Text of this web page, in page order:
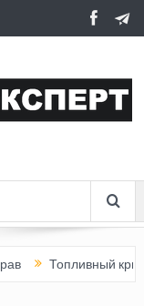
кризис в